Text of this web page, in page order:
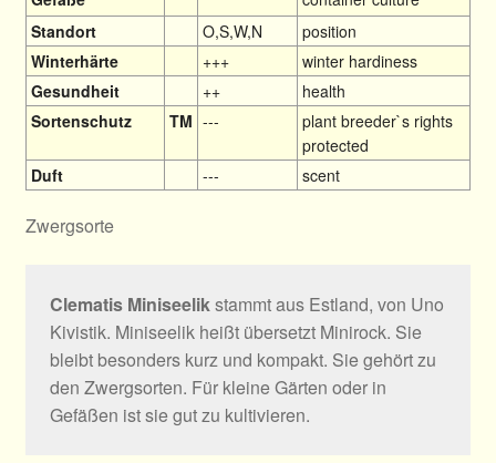
Standort
O,S,W,N
position
Winterhärte
+++
winter hardiness
Gesundheit
++
health
Sortenschutz
TM ---
plant breeder`s rights
protected
Duft
--- scent
Zwergsorte
Clematis Miniseelikstammt aus Estland, von Uno
Kivistik. Miniseelik heißt übersetzt Minirock. Sie
bleibt besonders kurz und kompakt. Sie gehört zu
den Zwergsorten. Für kleine Gärten oder in
Gefäßen ist sie gut zu kultivieren.